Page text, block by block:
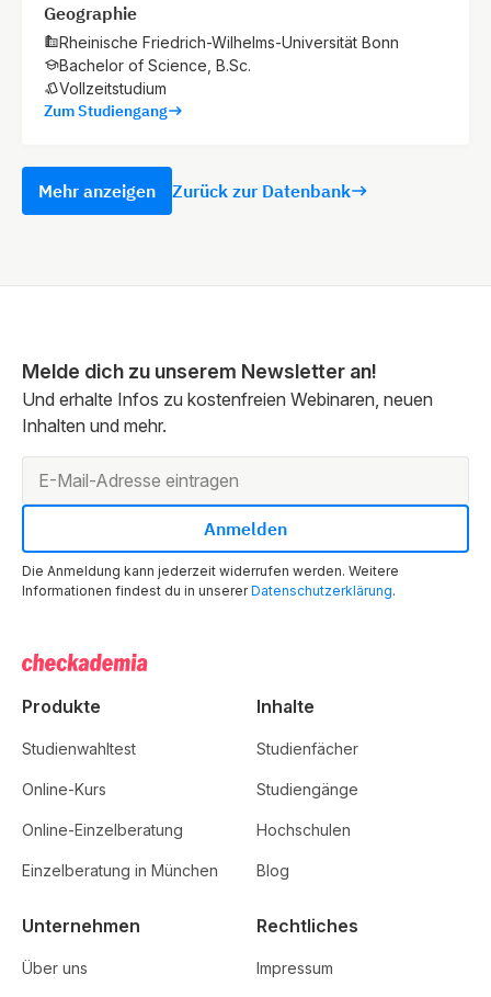
Geographie
Rheinische Friedrich-Wilhelms-Universität Bonn
Bachelor of Science, B.Sc.
Vollzeitstudium
Zum Studiengang
Mehr anzeigen Zurück zur Datenbank
Melde dich zu unserem Newsletter an!
Und erhalte Infos zu kostenfreien Webinaren, neuen
Inhalten und mehr.
Die Anmeldung kann jederzeit widerrufen werden. Weitere
Informationen findest du in unsererDatenschutzerklärung.
Produkte
Studienwahltest
Online-Kurs
Online-Einzelberatung
Einzelberatung in München
Inhalte
Studienfächer
Studiengänge
Hochschulen
Blog
Unternehmen
Über uns
Rechtliches
Impressum